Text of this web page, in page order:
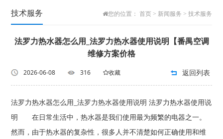
技术服务 您的位置： 首页> 新闻服务 > 技术服务
法罗力热水器怎么用_法罗力热水器使用说明【番禺空调
维修方案价格
2026-06-08 316 收藏 返回列表
法罗力热水器怎么用_法罗力热水器使用说明 法罗力热水器使用说
明 在日常生活中，热水器是我们使用最为频繁的电器之一。
然而，由于热水器的复杂性，很多人并不清楚如何正确使用和维